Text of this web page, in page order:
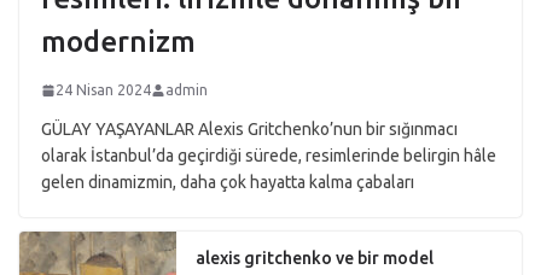
modernizm
24 Nisan 2024 admin
GÜLAY YAŞAYANLAR Alexis Gritchenko’nun bir sığınmacı
olarak İstanbul’da geçirdiği sürede, resimlerinde belirgin hâle
gelen dinamizmin, daha çok hayatta kalma çabaları
alexis gritchenko ve bir model